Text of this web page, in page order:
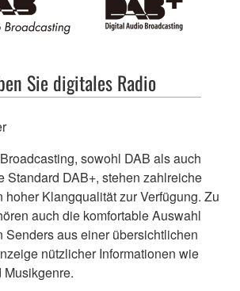
Sie digitales Radio
sowohl DAB als auch
Standard DAB+, stehen zahlreiche
hoher Klangqualität zur Verfügung. Zu
auch die komfortable Auswahl
Senders aus einer übersichtlichen
nützlicher Informationen wie